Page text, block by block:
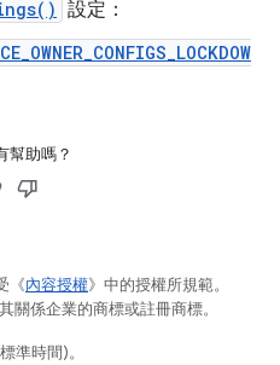
設定：
幫助嗎？
《內容授權》中的授權所規範。
係企業的商標或註冊商標。
準時間)。